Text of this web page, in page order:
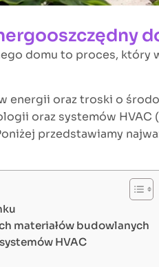
domu to proces, który
energii oraz troski o
oraz systemów HVAC
przedstawiamy
materiałów budowlanych
HVAC